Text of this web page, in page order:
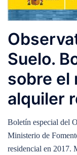
Suelo.
sobre el
alquiler
Boletín especial del
Ministerio de
residencial en 2017.